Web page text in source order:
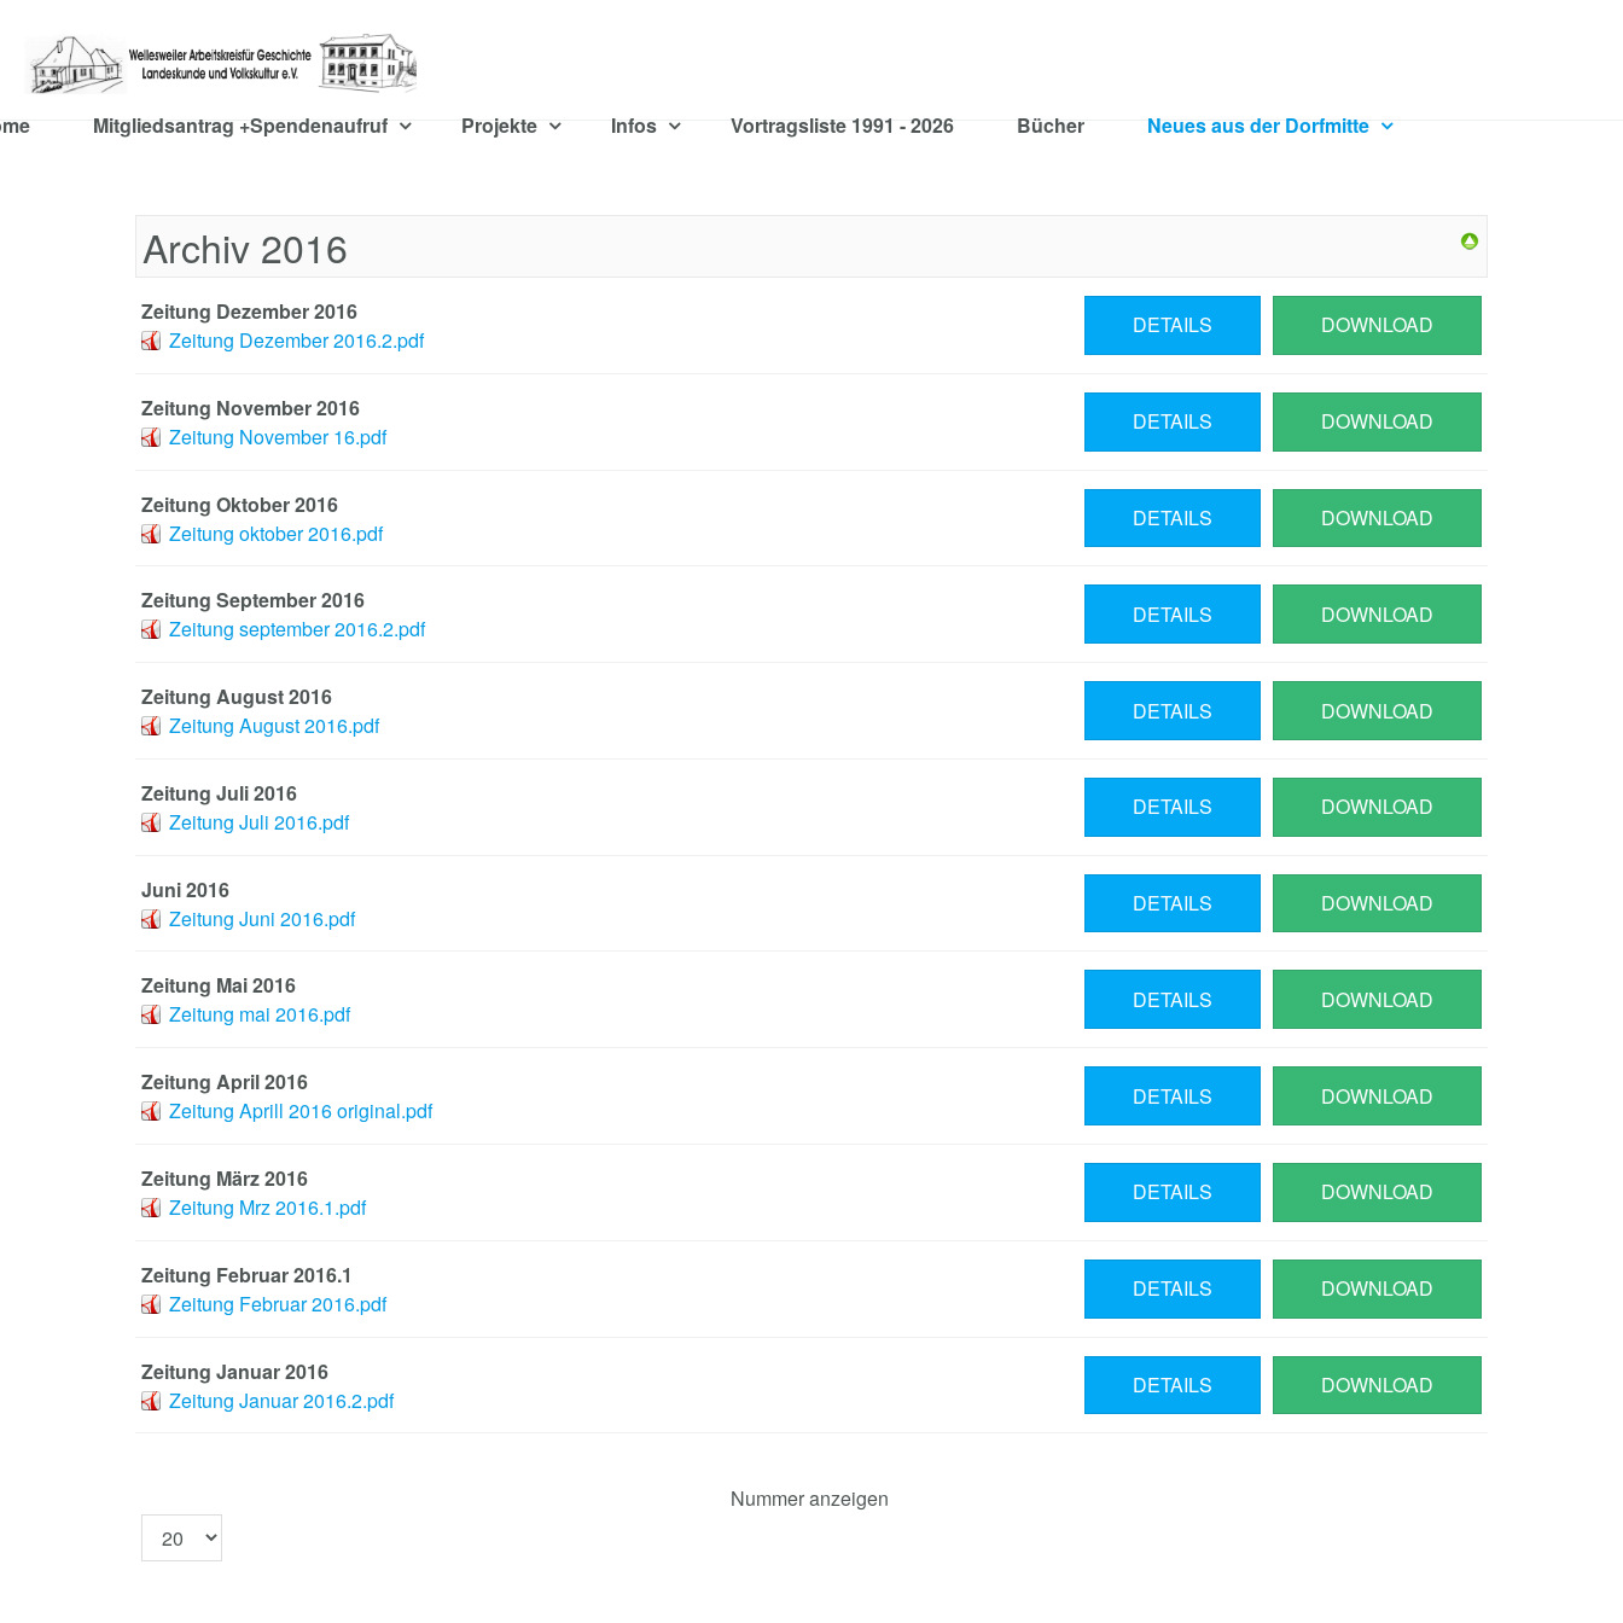
Mitgliedsantrag +Spendenaufruf Projekte Infos Vortragsliste 1991 - 2026 Bücher Neues aus der Dorfmitte
Archiv 2016
Zeitung Dezember 2016
Zeitung Dezember 2016.2.pdf
DOWNLOAD
DETAILS
Zeitung November 2016
Zeitung November 16.pdf
DOWNLOAD
DETAILS
Zeitung Oktober 2016
Zeitung oktober 2016.pdf
DOWNLOAD
DETAILS
Zeitung September 2016
Zeitung september 2016.2.pdf
DOWNLOAD
DETAILS
Zeitung August 2016
Zeitung August 2016.pdf
DOWNLOAD
DETAILS
Zeitung Juli 2016
Zeitung Juli 2016.pdf
DOWNLOAD
DETAILS
Juni 2016
Zeitung Juni 2016.pdf
DOWNLOAD
DETAILS
Zeitung Mai 2016
Zeitung mai 2016.pdf
DOWNLOAD
DETAILS
Zeitung April 2016
Zeitung Aprill 2016 original.pdf
DOWNLOAD
DETAILS
Zeitung März 2016
Zeitung Mrz 2016.1.pdf
DOWNLOAD
DETAILS
Zeitung Februar 2016.1
Zeitung Februar 2016.pdf
DOWNLOAD
DETAILS
Zeitung Januar 2016
Zeitung Januar 2016.2.pdf
DOWNLOAD
DETAILS
Nummer anzeigen